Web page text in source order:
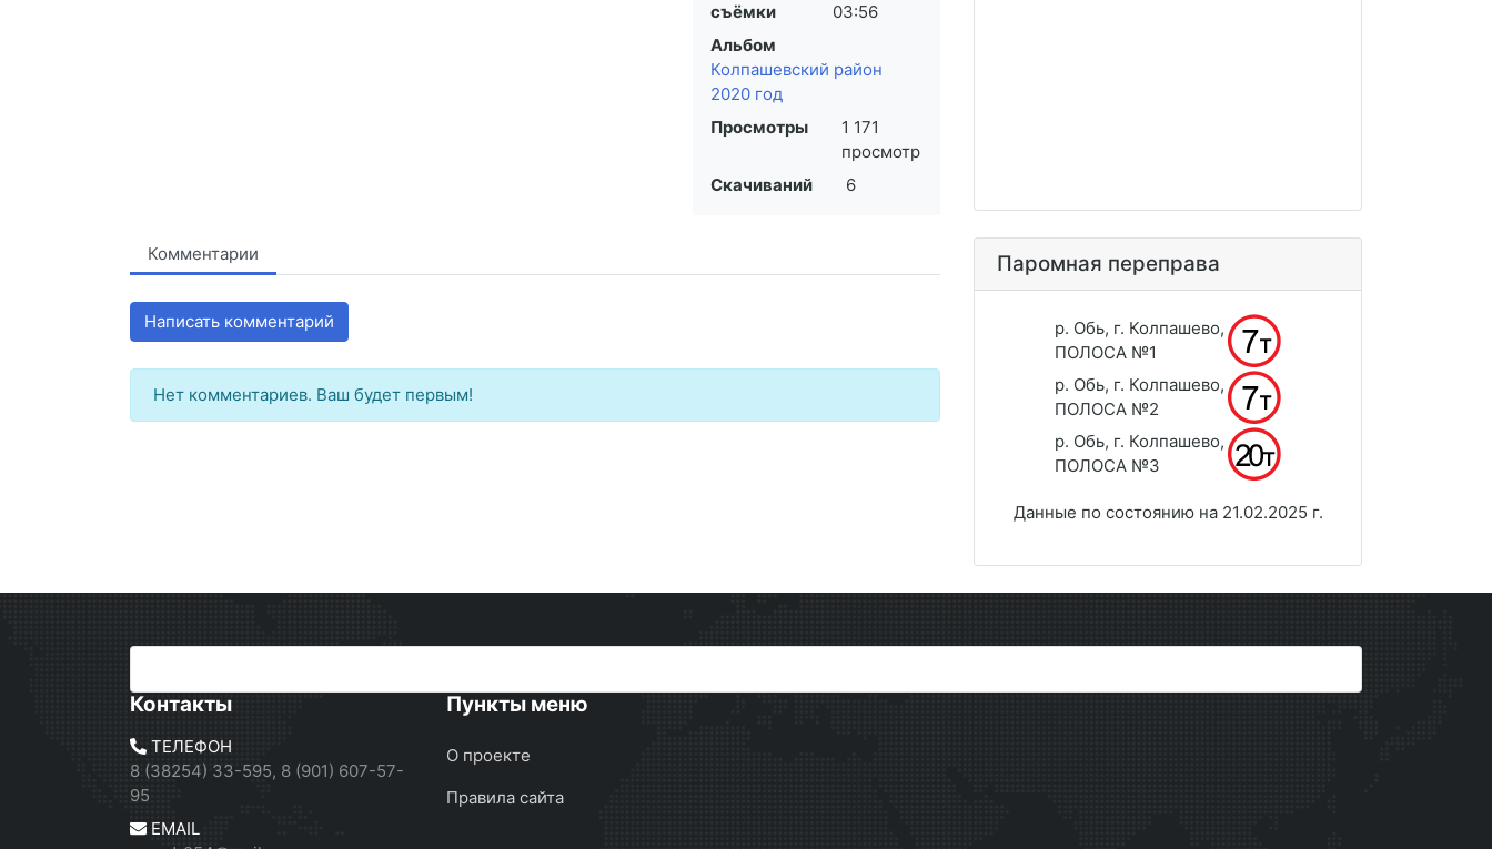
съёмки
03:56
Альбом
Колпашевский район
2020 год
Просмотры
1 171
просмотр
Скачиваний
6
Комментарии
Написать комментарий
Нет комментариев. Ваш будет первым!
Паромная переправа
р. Обь, г. Колпашево,
ПОЛОСА №1
р. Обь, г. Колпашево,
ПОЛОСА №2
р. Обь, г. Колпашево,
ПОЛОСА №3
Данные по состоянию на 21.02.2025 г.
Контакты
ТЕЛЕФОН
8 (38254) 33-595, 8 (901) 607-57-
95
EMAIL
Пункты меню
О проекте
Правила сайта